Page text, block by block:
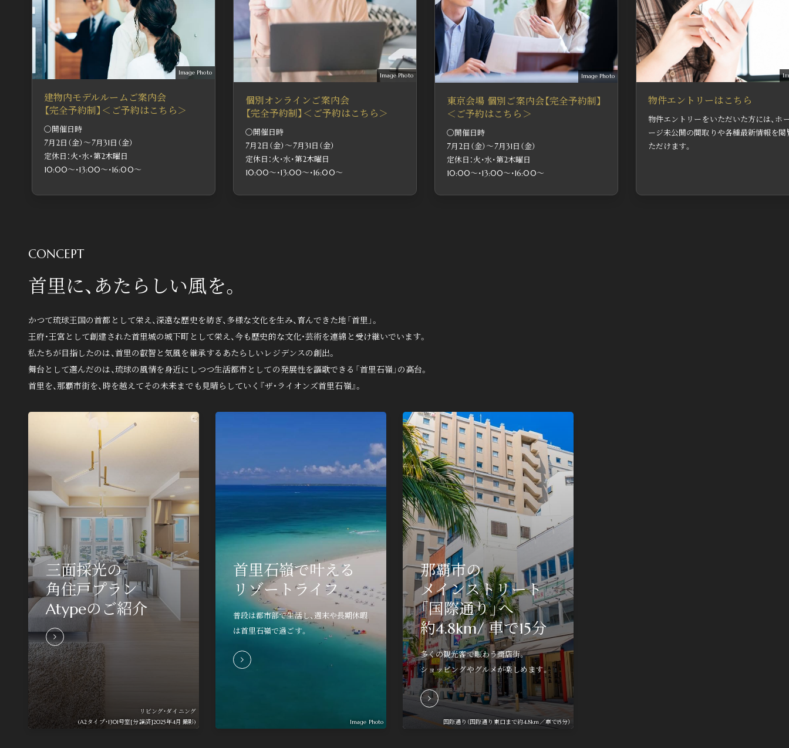
物件の最新情報や、より詳しい情報が知りたい方は
こちら。
mail
物件エントリー者さま限定ページ
マンションギャラリー見学、各種イベントのご参加
edit_calendar 来場予約
ご自宅にいながら、オンライン上で物件を分かりや
すくご案内いたします。
devices オンラインご案内会
何か気になることがございましたら、お気軽にご相談ください。
0120-117-406
■営業時間 10：00～18：00 ■定休日 火・水・第2木曜日
8月14日（金）～8月31日（月）
10:00～・13:00～・16:00～
東京会場 個別ご案内会【完全予約制】
8月14日（金）～8月31日（月）
10:00～・13:00～・16:00～
建物内モデルルームご案内会 〈完全予約制〉
Image Photo
建物内モデルルームご案内会
【完全予約制】＜ご予約はこちら＞
〇開催日時
7月2日（金）〜7月31日（金）
定休日：火・水・第2木曜日
10:00〜・13:00〜・16:00〜
Image Photo
個別オンラインご案内会
【完全予約制】＜ご予約はこちら＞
〇開催日時
7月2日（金）〜7月31日（金）
定休日：火・水・第2木曜日
10:00〜・13:00〜・16:00〜
Image Photo
東京会場 個別ご案内会【完全予約制】
＜ご予約はこちら＞
〇開催日時
7月2日（金）〜7月31日（金）
定休日：火・水・第2木曜日
10:00〜・13:00〜・16:00〜
物件エントリーはこちら
物件エントリーをいただいた方には、ホ
ージ未公開の間取りや各種最新情報を閲
ただけます。
CONCEPT
首里に、あたらしい風を。
かつて琉球王国の首都として栄え、深遠な歴史を紡ぎ、多様な文化を生み、育んできた地「首里」。
王府・王宮として創建された首里城の城下町として栄え、今も歴史的な文化・芸術を連綿と受け継いでいます。
私たちが目指したのは、首里の叡智と気風を継承するあたらしいレジデンスの創出。
舞台として選んだのは、琉球の風情を身近にしつつ生活都市としての発展性を謳歌できる「首里石嶺」の高台。
首里を、那覇市街を、時を越えてその未来までも見晴らしていく『ザ・ライオンズ首里石嶺』。
三面採光の
角住戸プラン
Atypeのご紹介
リビング・ダイニング
(A2タイプ・1301号室[分譲済]2025年4月撮影)
首里石嶺で叶える
リゾートライフ
普段は都市部で生活し、週末や長期休暇
は首里石嶺で過ごす。
Image Photo
那覇市の
メインストリート
「国際通り」へ
約4.8km/ 車で15分
多くの観光客で賑わう商店街。
ショッピングやグルメが楽しめます。
国際通り（国際通り東口まで約4.8km／車で15分）